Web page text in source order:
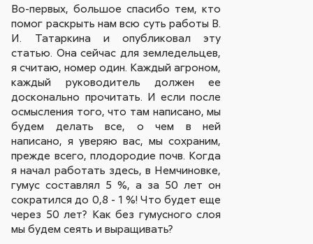
Во-первых, большое спасибо тем, кто
помог раскрыть нам всю суть работы В.
И. Татаркина и опубликовал эту
статью. Она сейчас для земледельцев,
я считаю, номер один. Каждый агроном,
каждый руководитель должен ее
досконально прочитать. И если после
осмысления того, что там написано, мы
будем делать все, о чем в ней
написано, я уверяю вас, мы сохраним,
прежде всего, плодородие почв. Когда
я начал работать здесь, в Немчиновке,
гумус составлял 5 %, а за 50 лет он
сократился до 0,8 - 1 %! Что будет еще
через 50 лет? Как без гумусного слоя
мы будем сеять и выращивать?